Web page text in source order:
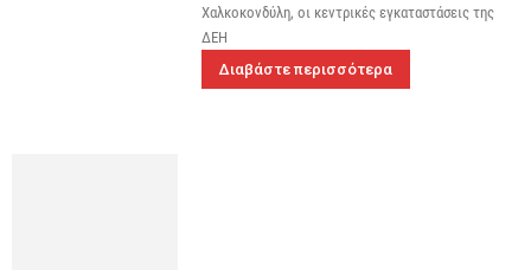
Χαλκοκονδύλη, οι κεντρικές εγκαταστάσεις της
ΔΕΗ
Διαβάστε περισσότερα